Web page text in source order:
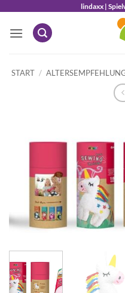
springen
lindaxx |
START /